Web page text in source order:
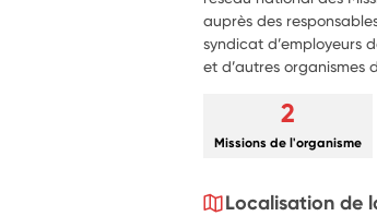
auprès des
syndicat d’employeurs
et d’autres organismes
2
Missions de l'organisme
Localisation de